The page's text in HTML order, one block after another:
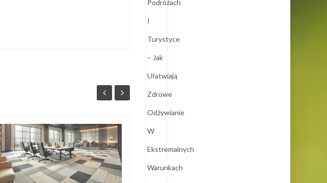
pracy z
kolejowymi: